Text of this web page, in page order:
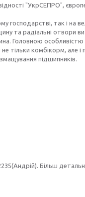
"УкрСЕПРО",
господарстві, так і на
та радіальні отвори
Головною
тільки комбікорм, але і
підшипників.
Більш